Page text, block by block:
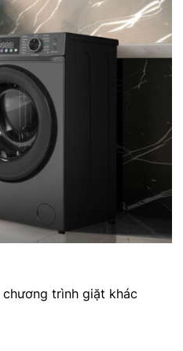
chương trình giặt khác